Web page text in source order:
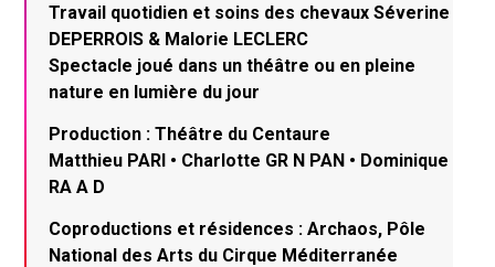
Travail quotidien et soins des chevaux Séverine
DEPERROIS & Malorie LECLERC
Spectacle joué dans un théâtre ou en pleine
nature en lumière du jour
Production : Théâtre du Centaure
Matthieu PARI • Charlotte GR N PAN • Dominique
RA A D
Coproductions et résidences : Archaos, Pôle
National des Arts du Cirque Méditerranée